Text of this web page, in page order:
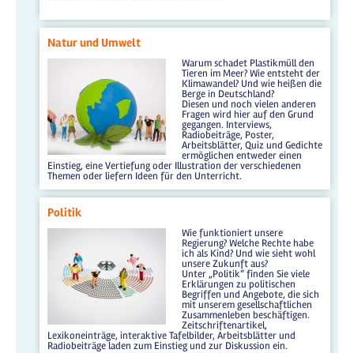
Natur und Umwelt
Warum schadet Plastikmüll den
Tieren im Meer? Wie entsteht der
Klimawandel? Und wie heißen die
Berge in Deutschland?
Diesen und noch vielen anderen
Fragen wird hier auf den Grund
gegangen. Interviews,
Radiobeiträge, Poster,
Arbeitsblätter, Quiz und Gedichte
ermöglichen entweder einen
Einstieg, eine Vertiefung oder Illustration der verschiedenen
Themen oder liefern Ideen für den Unterricht.
Politik
Wie funktioniert unsere
Regierung? Welche Rechte habe
ich als Kind? Und wie sieht wohl
unsere Zukunft aus?
Unter „Politik“ finden Sie viele
Erklärungen zu politischen
Begriffen und Angebote, die sich
mit unserem gesellschaftlichen
Zusammenleben beschäftigen.
Zeitschriftenartikel,
Lexikoneinträge, interaktive Tafelbilder, Arbeitsblätter und
Radiobeiträge laden zum Einstieg und zur Diskussion ein.